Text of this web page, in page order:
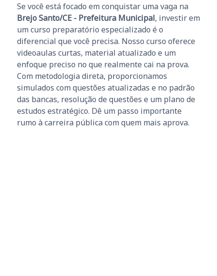
Se você está focado em conquistar uma vaga na
Brejo Santo/CE - Prefeitura Municipal, investir em
um curso preparatório especializado é o
diferencial que você precisa. Nosso curso oferece
videoaulas curtas, material atualizado e um
enfoque preciso no que realmente cai na prova.
Com metodologia direta, proporcionamos
simulados com questões atualizadas e no padrão
das bancas, resolução de questões e um plano de
estudos estratégico. Dê um passo importante
rumo à carreira pública com quem mais aprova.